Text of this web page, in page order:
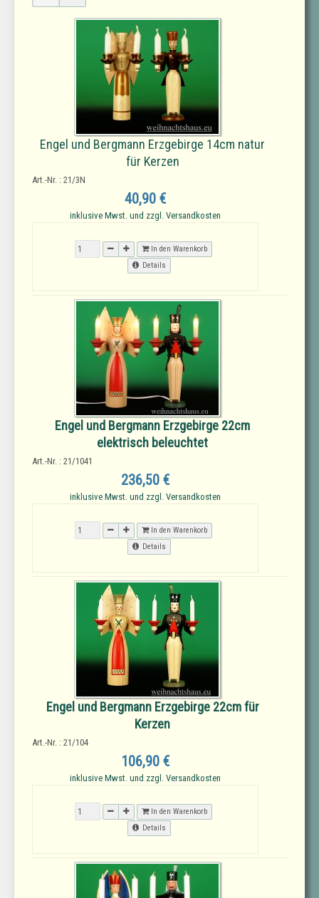
Engel und Bergmann Erzgebirge 14cm natur
für Kerzen
Art.-Nr. : 21/3N
40,90 €
inklusive Mwst. und zzgl. Versandkosten
In den Warenkorb
Details
Engel und Bergmann Erzgebirge 22cm
elektrisch beleuchtet
Art.-Nr. : 21/1041
236,50 €
inklusive Mwst. und zzgl. Versandkosten
In den Warenkorb
Details
Engel und Bergmann Erzgebirge 22cm für
Kerzen
Art.-Nr. : 21/104
106,90 €
inklusive Mwst. und zzgl. Versandkosten
In den Warenkorb
Details